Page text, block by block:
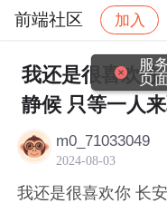
前端社区 加入
社区 前端社区
我还是很喜欢
静候 只等一人
m0_71033049
2024-08-03
我还是很喜欢你 长
服
页